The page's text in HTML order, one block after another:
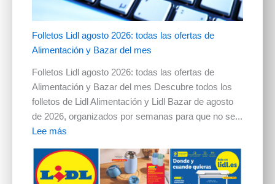
Folletos Lidl agosto 2026: todas las ofertas de
Alimentación y Bazar del mes
Folletos Lidl agosto 2026: todas las ofertas de
Alimentación y Bazar del mes Descubre todos los
folletos de Lidl Alimentación y Lidl Bazar de agosto
de 2026, organizados por semanas para que no se...
Lee más